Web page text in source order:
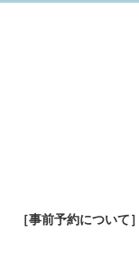
［事前予約について］